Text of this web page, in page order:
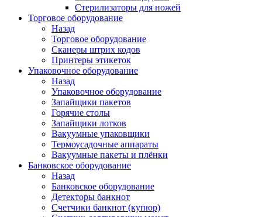
Стерилизаторы для ножей
Торговое оборудование
Назад
Торговое оборудование
Сканеры штрих кодов
Принтеры этикеток
Упаковочное оборудование
Назад
Упаковочное оборудование
Запайщики пакетов
Горячие столы
Запайщики лотков
Вакуумные упаковщики
Термоусадочные аппараты
Вакуумные пакеты и плёнки
Банковское оборудование
Назад
Банковское оборудование
Детекторы банкнот
Cчетчики банкнот (купюр)